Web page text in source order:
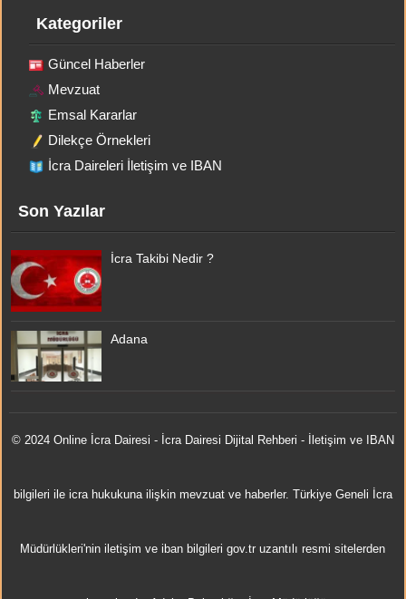
Kategoriler
Güncel Haberler
Mevzuat
Emsal Kararlar
Dilekçe Örnekleri
İcra Daireleri İletişim ve IBAN
Son Yazılar
İcra Takibi Nedir ?
Adana
© 2024 Online İcra Dairesi - İcra Dairesi Dijital Rehberi - İletişim ve IBAN
bilgileri ile icra hukukuna ilişkin mevzuat ve haberler. Türkiye Geneli İcra
Müdürlükleri'nin iletişim ve iban bilgileri gov.tr uzantılı resmi sitelerden